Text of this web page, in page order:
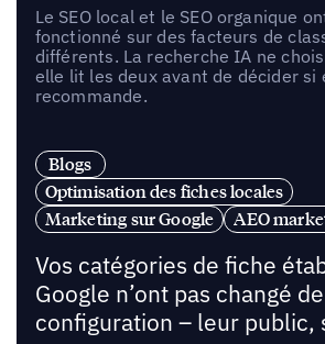
Le SEO local et le SEO organique
fonctionné sur des facteurs de
différents. La recherche IA ne
elle lit les deux avant de décider si
recommande.
Blogs
Optimisation des fiches locales
Marketing sur Google
AEO
Vos catégories de fiche
Google n’ont pas changé
configuration – leur public,